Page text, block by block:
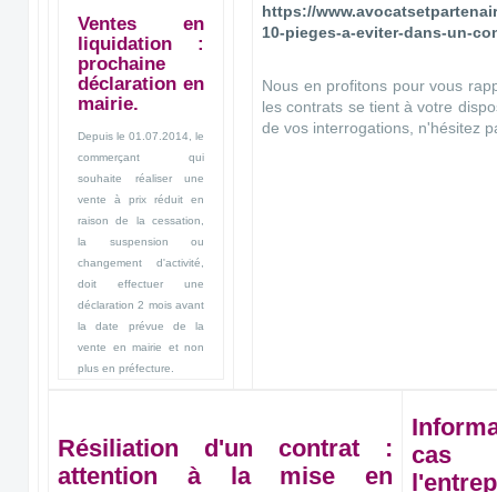
Ventes en
liquidation :
prochaine
déclaration en
mairie.
Depuis le 01.07.2014, le
commerçant qui
souhaite réaliser une
vente à prix réduit en
raison de la cessation,
la suspension ou
changement d'activité,
doit effectuer une
déclaration 2 mois avant
la date prévue de la
vente en mairie et non
plus en préfecture.
https://
10-pieges-a-eviter-dans-un-
Nous en profitons pour vous
les contrats se tient à votre
de vos interrogations, n'hésitez
Résiliation d'un contrat :
attention à la mise en
cas